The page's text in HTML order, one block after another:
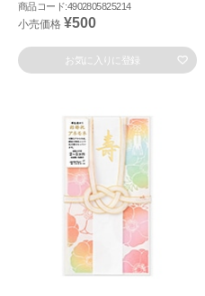
商品コード:4902805825214
小売価格 ¥500
お気に入りに登録